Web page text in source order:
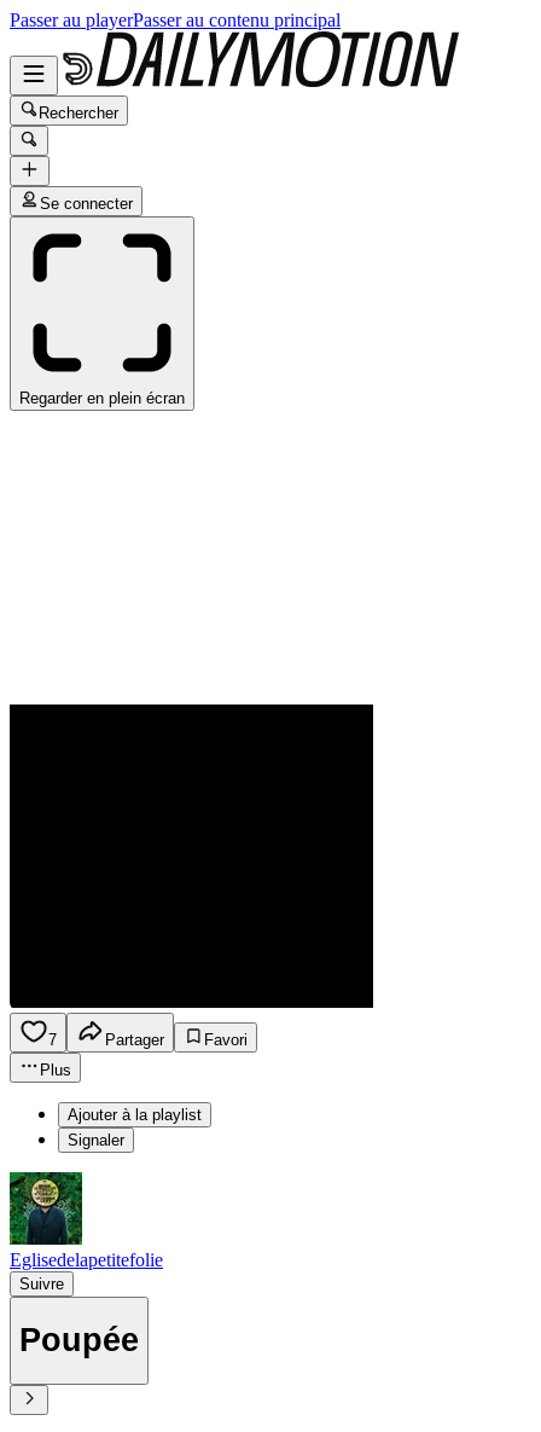
Passer au playerPasser au contenu principal
Rechercher
Se connecter
Regarder en plein écran
7 Partager
Favori
Plus
Ajouter à la playlist
Signaler
Eglisedelapetitefolie
Suivre
Poupée